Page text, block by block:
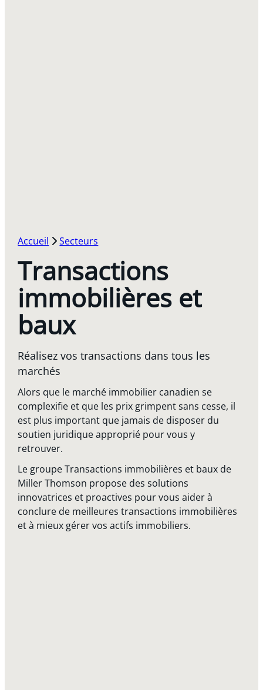
Accueil Secteurs
Transactions
immobilières et
baux
Réalisez vos transactions dans tous les
marchés
Alors que le marché immobilier canadien se
complexifie et que les prix grimpent sans cesse, il
est plus important que jamais de disposer du
soutien juridique approprié pour vous y
retrouver.
Le groupe Transactions immobilières et baux de
Miller Thomson propose des solutions
innovatrices et proactives pour vous aider à
conclure de meilleures transactions immobilières
et à mieux gérer vos actifs immobiliers.